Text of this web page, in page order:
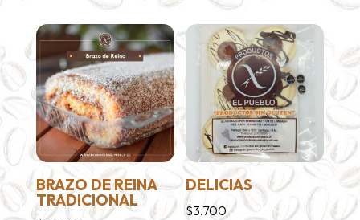
BRAZO DE REINA
TRADICIONAL
DELICIAS
$3.700